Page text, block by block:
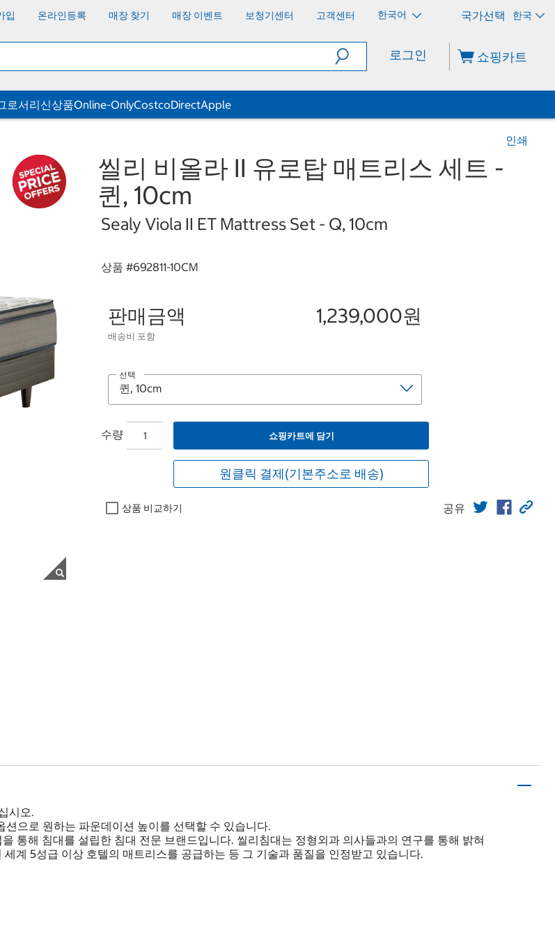
입 온라인등록 매장 찾기 매장 이벤트 보청기센터 고객센터 한국어 한국
로그인 쇼핑카트
로서리신상품Online-OnlyCostcoDirectApple
인쇄
씰리 비올라 II 유로탑 매트리스 세트 -
퀸, 10cm
Sealy Viola II ET Mattress Set - Q, 10cm
상품 #692811-10CM
판매금액 1,239,000원
배송비 포함
선택
수량 쇼핑카트에 담기
원클릭 결제(기본주소로 배송)
상품 비교하기 공유
시오.
으로 원하는 파운데이션 높이를 선택할 수 있습니다.
통해 침대를 설립한 침대 전문 브랜드입니다. 씰리침대는 정형외과 의사들과의 연구를 통해 밝혀
계 5성급 이상 호텔의 매트리스를 공급하는 등 그 기술과 품질을 인정받고 있습니다.